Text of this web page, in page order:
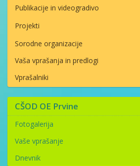
Publikacije in videogradivo
Projekti
Sorodne organizacije
Vaša vprašanja in predlogi
Vprašalniki
CŠOD OE Prvine
Fotogalerija
Vaše vprašanje
Dnevnik